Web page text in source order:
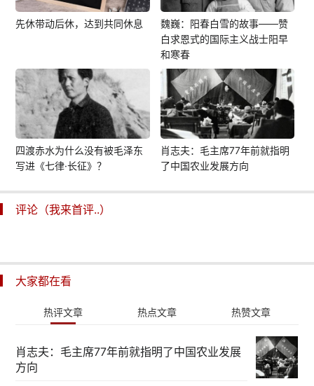
先休带动后休，达到共同休息
魏巍：阳春白雪的故事——赞
白求恩式的国际主义战士阳早
和寒春
四渡赤水为什么没有被毛泽东
写进《七律·长征》？
肖志夫：毛主席77年前就指明
了中国农业发展方向
评论（我来首评..）
大家都在看
热评文章 热点文章 热赞文章
肖志夫：毛主席77年前就指明了中国农业发展
方向